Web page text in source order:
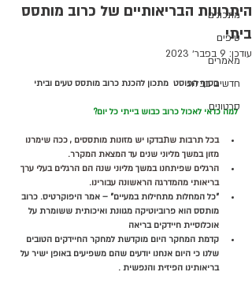
מתכונים
טיפים
מאמרים
חדשים בבלוג
סרטונים
היתרונות הבריאותיים של כרוב מותסס
ביתי
עודכן: 9 בפבר׳ 2023
בסוף הפוסט  מתכון להכנת כרוב מותסס טעים וביתי
למה כדאי לאכול כרוב כבוש בייתי כל יום?
בכל תרבות שתבדקו יש מזונות מותססים , ככה שימרנו
מזון במשך מליוני שנים עד המצאת המקרר.
הרגלים שפיתחנו במשך מליוני שנה הם הרגלים בעלי ערך
בריאותי מהמדרגה הראשונה עבורינו.
״כל המחלות מתחילות במעיים״ – אמר היפוקרטיס. כרוב
מותסס הוא פרוביוטיקה מגוונת ואיכותית ששומרת על
אוכלוסיית חיידקים בריאה
קדמת המחקר היום מוקדשת למחקר החיידקים הטובים
שלנו כי היום אנחנו יודעים שהם משפיעים באופן ישיר על
בריאותינו הפיזית והנפשית .